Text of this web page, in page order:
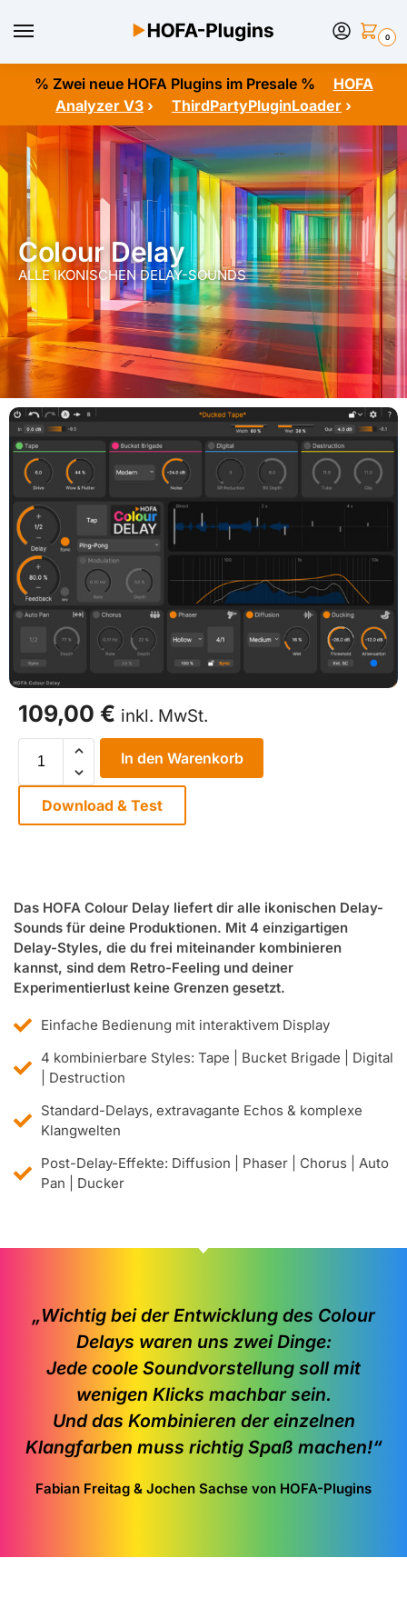
0
% Zwei neue HOFA Plugins im Presale %
HOFA
Analyzer V3 › ThirdPartyPluginLoader ›
Colour Delay
ALLE IKONISCHEN DELAY-SOUNDS
109,00 € inkl. MwSt.
In den Warenkorb
Download & Test
Das HOFA Colour Delay liefert dir alle ikonischen Delay-
Sounds für deine Produktionen. Mit 4 einzigartigen
Delay-Styles, die du frei miteinander kombinieren
kannst, sind dem Retro-Feeling und deiner
Experimentierlust keine Grenzen gesetzt.
Einfache Bedienung mit interaktivem Display
4 kombinierbare Styles: Tape | Bucket Brigade | Digital
| Destruction
Standard-Delays, extravagante Echos & komplexe
Klangwelten
Post-Delay-Effekte: Diffusion | Phaser | Chorus | Auto
Pan | Ducker
„Wichtig bei der Entwicklung des Colour
Delays waren uns zwei Dinge:
Jede coole Soundvorstellung soll mit
wenigen Klicks machbar sein.
Und das Kombinieren der einzelnen
Klangfarben muss richtig Spaß machen!“
Fabian Freitag & Jochen Sachse von HOFA-Plugins